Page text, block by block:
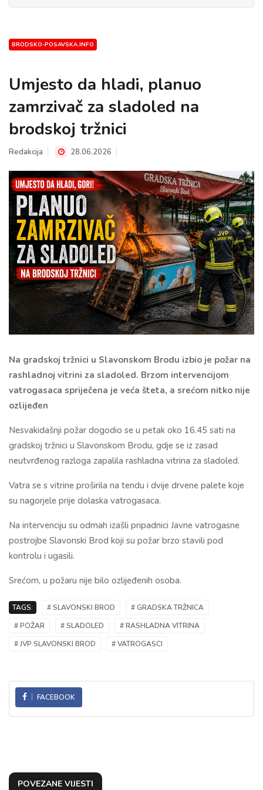
BRODSKO-POSAVSKA.INFO
Umjesto da hladi, planuo
zamrzivač za sladoled na
brodskoj tržnici
Redakcija 28.06.2026
Na gradskoj tržnici u Slavonskom Brodu izbio je požar na
rashladnoj vitrini za sladoled. Brzom intervencijom
vatrogasaca spriječena je veća šteta, a srećom nitko nije
ozlijeđen
Nesvakidašnji požar dogodio se u petak oko 16.45 sati na
gradskoj tržnici u Slavonskom Brodu, gdje se iz zasad
neutvrđenog razloga zapalila rashladna vitrina za sladoled.
Vatra se s vitrine proširila na tendu i dvije drvene palete koje
su nagorjele prije dolaska vatrogasaca.
Na intervenciju su odmah izašli pripadnici Javne vatrogasne
postrojbe Slavonski Brod koji su požar brzo stavili pod
kontrolu i ugasili.
Srećom, u požaru nije bilo ozlijeđenih osoba.
TAGS: # SLAVONSKI BROD
# GRADSKA TRŽNICA
# POŽAR
# SLADOLED
# RASHLADNA VITRINA
# JVP SLAVONSKI BROD
# VATROGASCI
FACEBOOK
POVEZANE VIJESTI